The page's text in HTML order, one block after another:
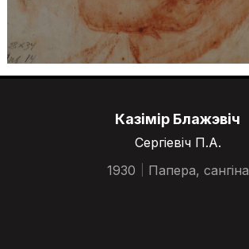
Казімір Блажэвіч
Сергіевіч П.А.
1930
Папера, сангіна